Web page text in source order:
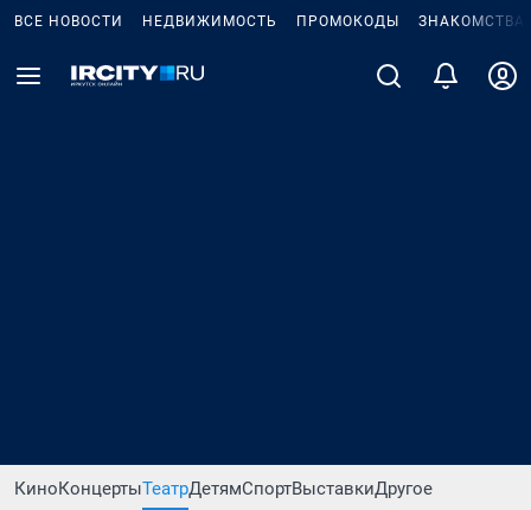
ВСЕ НОВОСТИ НЕДВИЖИМОСТЬ ПРОМОКОДЫ ЗНАКОМСТВА
КиноКонцертыТеатрДетямСпортВыставкиДругое